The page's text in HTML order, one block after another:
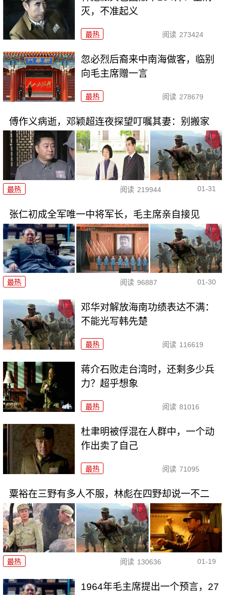
灭，不准起义
最热 阅读 273424
忽必烈后裔来中南海做客，临别
向毛主席赠一言
最热 阅读 278679
傅作义病逝，邓颖超连夜探望叮嘱其妻：别搬家
最热 阅读 219944 01-31
张仁初成全军唯一中将军长，毛主席亲自接见
最热 阅读 96887 01-30
邓华对解放海南功绩表达不满：
不能光写韩先楚
最热 阅读 116619
蒋介石败走台湾时，还剩多少兵
力？超乎想象
最热 阅读 81016
杜聿明被俘混在人群中，一个动
作出卖了自己
最热 阅读 71095
粟裕在三野有多人不服，林彪在四野却说一不二
最热 阅读 130636 01-19
1964年毛主席提出一个预言，27